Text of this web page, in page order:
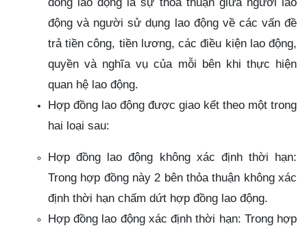
động và người sử dụng lao động về các vấn đề
trả tiền công, tiền lương, các điều kiện lao động,
quyền và nghĩa vụ của mỗi bên khi thực hiện
quan hệ lao động.
Hợp đồng lao động được giao kết theo một trong
hai loại sau:
Hợp đồng lao động không xác định thời hạn:
Trong hợp đồng này 2 bên thỏa thuận không xác
định thời hạn chấm dứt hợp đồng lao động.
Hợp đồng lao động xác định thời hạn: Trong hợp